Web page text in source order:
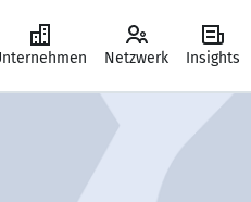
Netzwerk Insights